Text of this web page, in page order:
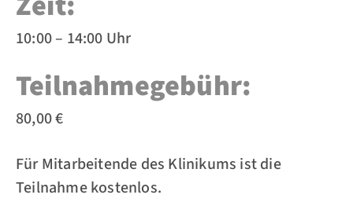
10:00 – 14:00 Uhr
Teilnahmegebühr:
80,00 €
Für Mitarbeitende des Klinikums ist die
Teilnahme kostenlos.